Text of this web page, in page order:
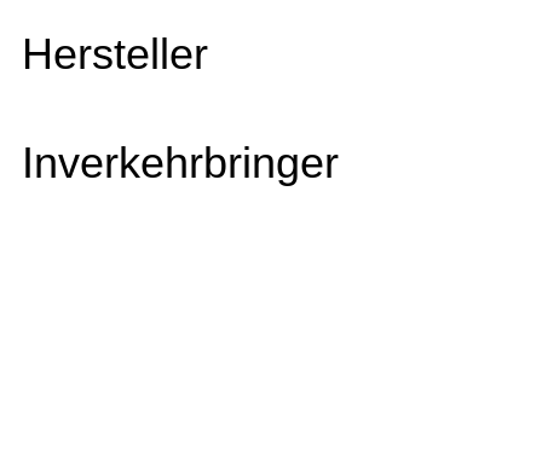
Hersteller
Inverkehrbringer